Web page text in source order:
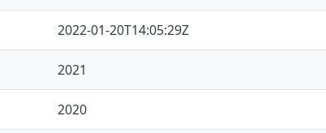
2022-01-20T14:05:29Z
2021
2020